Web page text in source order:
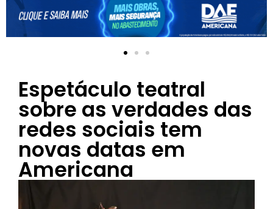
Espetáculo teatral
sobre as verdades das
redes sociais tem
novas datas em
Americana